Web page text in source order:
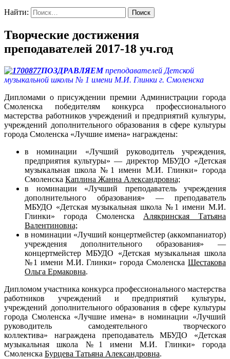
Найти:
Творческие достижения
преподавателей 2017-18 уч.год
ПОЗДРАВЛЯЕМ преподавателей Детской
музыкальной школы № 1 имени М.И. Глинки г. Смоленска
Дипломами о присуждении премии Администрации города
Смоленска победителям конкурса профессионального
мастерства работников учреждений и предприятий культуры,
учреждений дополнительного образования в сфере культуры
города Смоленска «Лучшие имена» награждены:
в номинации «Лучший руководитель учреждения,
предприятия культуры» — директор МБУДО «Детская
музыкальная школа №1 имени М.И. Глинки» города
Смоленска Каплина Жанна Александровна;
в номинации «Лучший преподаватель учреждения
дополнительного образования» — преподаватель
МБУДО «Детская музыкальная школа №1 имени М.И.
Глинки» города Смоленска Алякринская Татьяна
Валентиновна;
в номинации «Лучший концертмейстер (аккомпаниатор)
учреждения дополнительного образования» —
концертмейстер МБУДО «Детская музыкальная школа
№1 имени М.И. Глинки» города Смоленска Шестакова
Ольга Ермаковна.
Дипломом участника конкурса профессионального мастерства
работников учреждений и предприятий культуры,
учреждений дополнительного образования в сфере культуры
города Смоленска «Лучшие имена» в номинации «Лучший
руководитель самодеятельного творческого
коллектива» награждена преподаватель МБУДО «Детская
музыкальная школа №1 имени М.И. Глинки» города
Смоленска Бурцева Татьяна Александровна.